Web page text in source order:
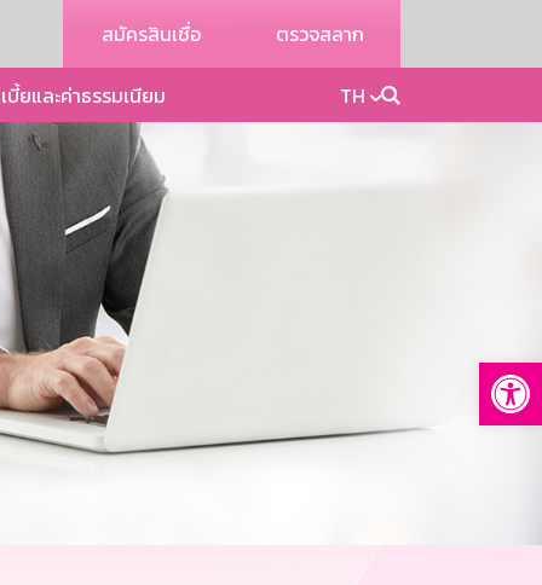
สมัครสินเชื่อ ตรวจสลาก
บี้ยและค่าธรรมเนียม TH